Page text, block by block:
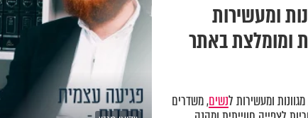
ומעשירות
ומומלצת באתר
ומעשירות לנשים, משדרים